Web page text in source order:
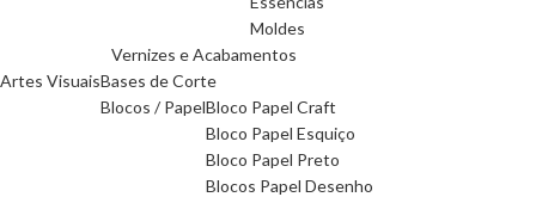
Moldes
Vernizes e Acabamentos
Artes VisuaisBases de Corte
Blocos / PapelBloco Papel Craft
Bloco Papel Esquiço
Bloco Papel Preto
Blocos Papel Desenho